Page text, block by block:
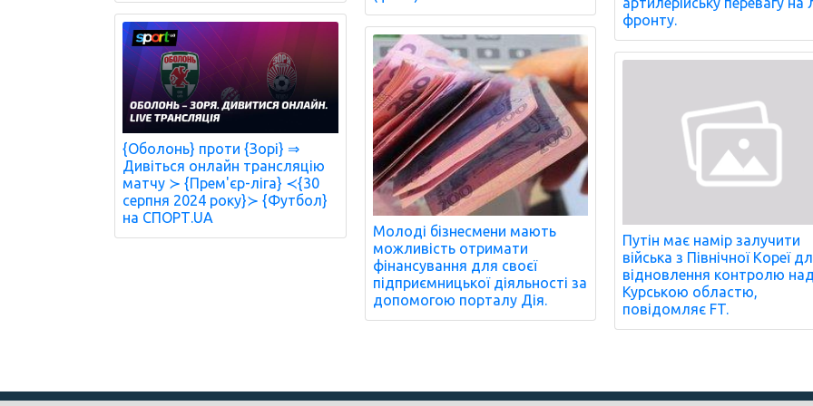
{Оболонь} проти {Зорі} ⇒
Дивіться онлайн трансляцію
матчу ≻ {Прем'єр-ліга} ≺{30
серпня 2024 року}≻ {Футбол}
на СПОРТ.UA
Молоді бізнесмени мають
можливість отримати
фінансування для своєї
підприємницької діяльності за
допомогою порталу Дія.
фронту.
Путін має намір залучити
війська з Північної Кореї
відновлення контролю над
Курською областю,
повідомляє FT.